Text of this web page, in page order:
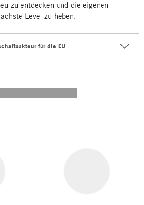
zu entdecken und die eigenen
Level zu heben.
für die EU